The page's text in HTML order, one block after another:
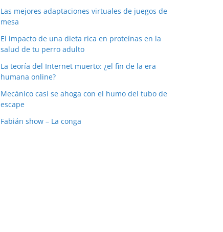
Las mejores adaptaciones virtuales de juegos de
mesa
El impacto de una dieta rica en proteínas en la
salud de tu perro adulto
La teoría del Internet muerto: ¿el fin de la era
humana online?
Mecánico casi se ahoga con el humo del tubo de
escape
Fabián show – La conga